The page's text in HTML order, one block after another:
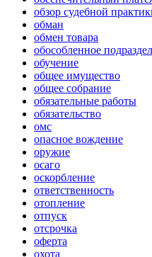
обзор судебной
обман
обмен товара
обособленное
обучение
общее имущество
общее собрание
обязательные работы
обязательство
омс
опасное вождение
оружие
осаго
оскорбление
ответственность
отопление
отпуск
отсрочка
оферта
охота